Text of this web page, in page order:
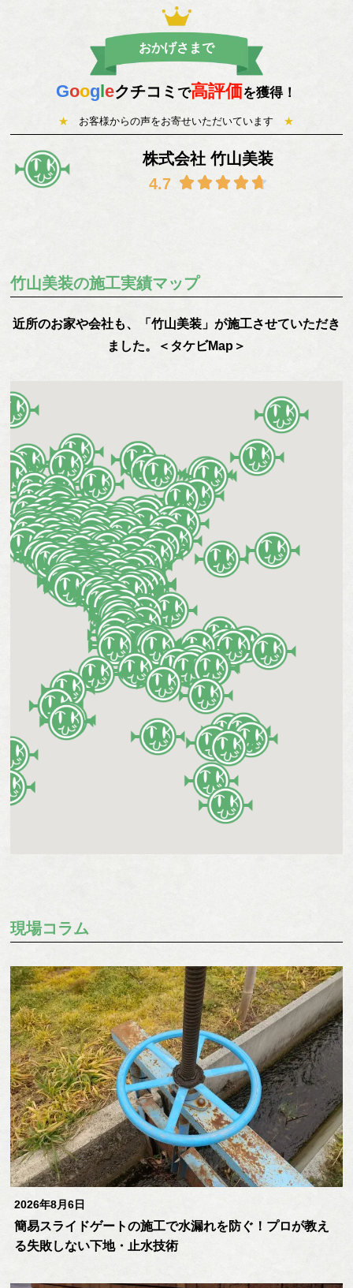
おかげさまで
Goog leクチコミで高評価を獲得！
★ お客様からの声をお寄せいただいています ★
株式会社 竹山美装
竹山美装の施工実績マップ
近所のお家や会社も、「竹山美装」が施工させていただき
ました。＜タケビMap＞
現場コラム
2026年8月6日
簡易スライドゲートの施工で水漏れを防ぐ！プロが教え
る失敗しない下地・止水技術